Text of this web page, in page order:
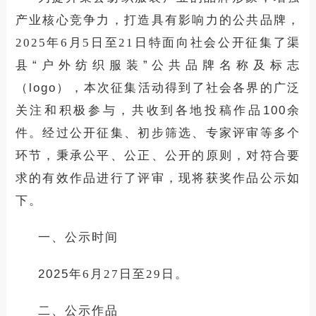
产业核心竞争力，打造具有影响力的公共品牌，
2025年6 月 5 日至21 日 特面向社会公开征集了渠
县 “户外纺织服装”公共品牌名称及标志
（ logo ）， 本次征集活动得到了社会各界的广泛
关注和积极参与， 共 收到 各地投稿作品 100余
件。经过公开征集 、初步筛选 、专家评审 等多个
环节，秉承公平、公正、公开的原则，对符合要
求的有效作品进行了评审，现将获奖作品公示如
下。
一、公示时间
2025年6 月 27 日至 29 日。
二、公示作品